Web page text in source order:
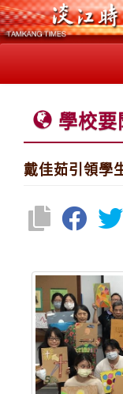
學校要
戴佳茹引領學